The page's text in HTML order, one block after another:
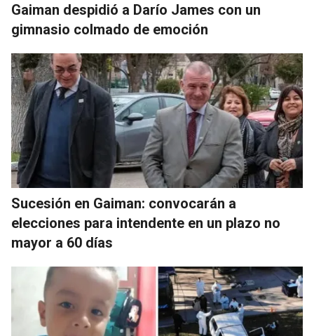
Gaiman despidió a Darío James con un
gimnasio colmado de emoción
Sucesión en Gaiman: convocarán a
elecciones para intendente en un plazo no
mayor a 60 días